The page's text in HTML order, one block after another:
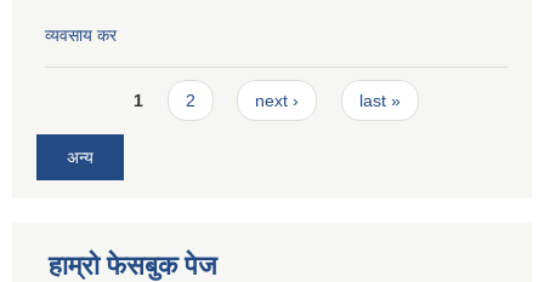
व्यवसाय कर
Pages1 2 next › last »
अन्य
हाम्रो फेसबुक पेज